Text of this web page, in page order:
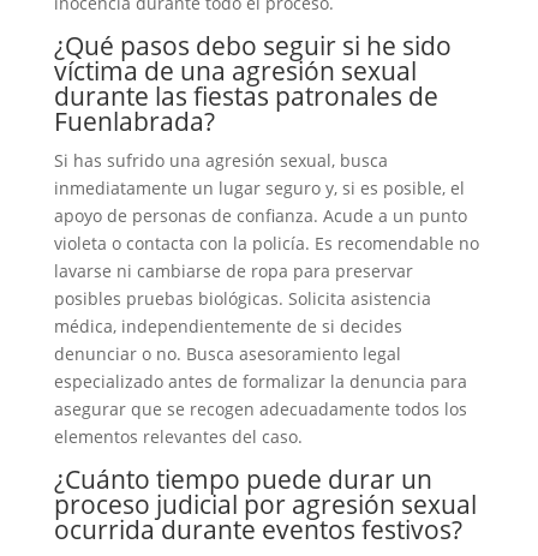
¿Qué pasos debo seguir si he sido
víctima de una agresión sexual
durante las fiestas patronales de
Fuenlabrada?
Si has sufrido una agresión sexual, busca
inmediatamente un lugar seguro y, si es posible, el
apoyo de personas de confianza. Acude a un punto
violeta o contacta con la policía. Es recomendable no
lavarse ni cambiarse de ropa para preservar
posibles pruebas biológicas. Solicita asistencia
médica, independientemente de si decides
denunciar o no. Busca asesoramiento legal
especializado antes de formalizar la denuncia para
asegurar que se recogen adecuadamente todos los
elementos relevantes del caso.
¿Cuánto tiempo puede durar un
proceso judicial por agresión sexual
ocurrida durante eventos festivos?